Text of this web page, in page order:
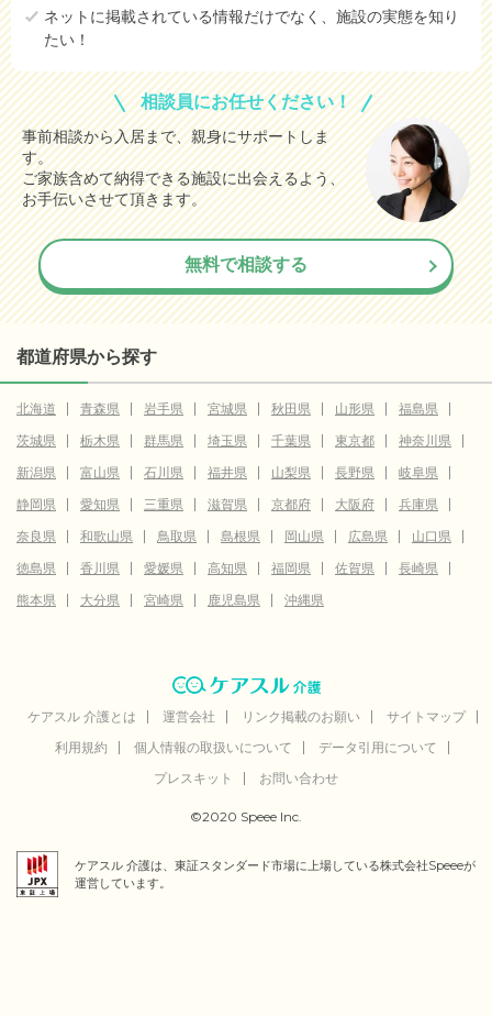
ネットに掲載されている情報だけでなく、施設の実態を知り
たい！
相談員にお任せください！
事前相談から入居まで、親身にサポートしま
す。
ご家族含めて納得できる施設に出会えるよう、
お手伝いさせて頂きます。
無料で相談する
都道府県から探す
北海道 青森県 岩手県 宮城県 秋田県 山形県
福島県
茨城県
栃木県 群馬県 埼玉県 千葉県 東京都
神奈川県
新潟県
富山県 石川県 福井県 山梨県 長野県
岐阜県
静岡県
愛知県 三重県 滋賀県 京都府 大阪府
兵庫県
奈良県
和歌山県 鳥取県 島根県 岡山県 広島県
山口県
徳島県
香川県 愛媛県 高知県 福岡県 佐賀県
長崎県
熊本県
大分県 宮崎県 鹿児島県 沖縄県
ケアスル 介護とは 運営会社 リンク掲載のお願い
サイトマップ
利用規約
個人情報の取扱いについて
データ引用について
プレスキット
お問い合わせ
©2020 Speee Inc.
ケアスル 介護は、東証スタンダード市場に上場している株式会社Speeeが
運営しています。